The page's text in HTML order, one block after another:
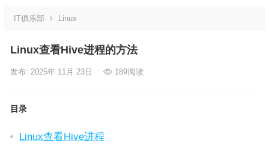
IT俱乐部 Linux
Linux查看Hive进程的方法
发布: 2025年 11月 23日 189阅读
目录
Linux查看Hive进程